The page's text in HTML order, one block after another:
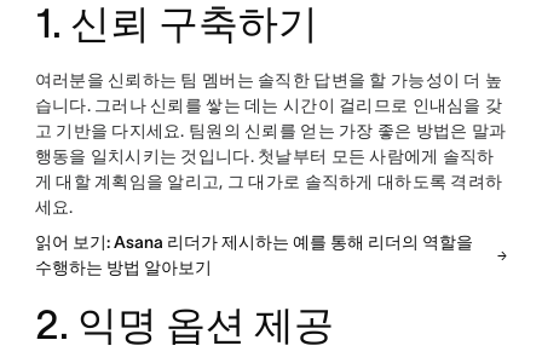
1. 신뢰 구축하기
여러분을 신뢰하는 팀 멤버는 솔직한 답변을 할 가능성이 더 높
습니다. 그러나 신뢰를 쌓는 데는 시간이 걸리므로 인내심을 갖
고 기반을 다지세요. 팀원의 신뢰를 얻는 가장 좋은 방법은 말과
행동을 일치시키는 것입니다. 첫날부터 모든 사람에게 솔직하
게 대할 계획임을 알리고, 그 대가로 솔직하게 대하도록 격려하
세요.
읽어 보기: Asana 리더가 제시하는 예를 통해 리더의 역할을
수행하는 방법 알아보기
2. 익명 옵션 제공